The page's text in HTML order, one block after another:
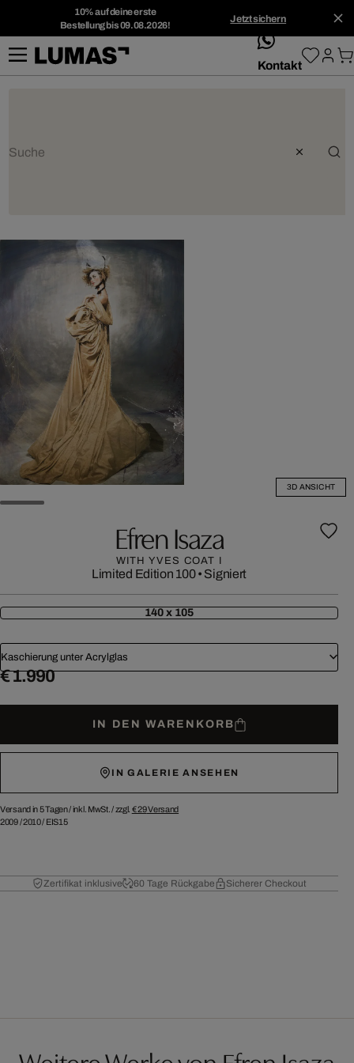
10% auf deine erste
Bestellung bis 09.08.2026!
Jetzt sichern
whatsApp
Kontakt
3D ANSICHT
Efren Isaza
WITH YVES COAT I
Limited Edition 100• Signiert
140 x 105
Kaschierung unter Acrylglas
€ 1.990
IN DEN WARENKORB
IN GALERIE ANSEHEN
Versand in 5 Tagen /inkl. MwSt. / zzgl. € 29Versand
2009/2010/ EIS15
Zertifikat inklusive 60 Tage Rückgabe Sicherer Checkout